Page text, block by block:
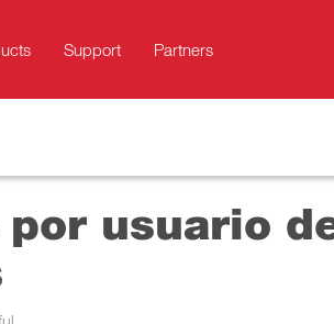
Support Partners
usuario